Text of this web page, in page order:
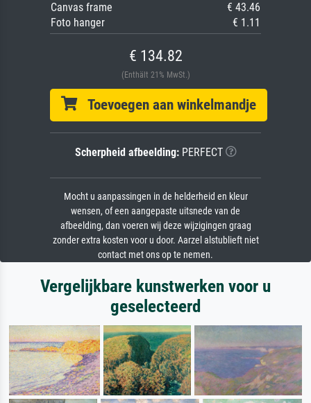
Canvas frame
€ 43.46
Foto hanger
€ 1.11
€ 134.82
(Enthält 21% MwSt.)
Toevoegen aan winkelmandje
Scherpheid afbeelding:PERFECT
Mocht u aanpassingen in de helderheid en kleur
wensen, of een aangepaste uitsnede van de
afbeelding, dan voeren wij deze wijzigingen graag
zonder extra kosten voor u door. Aarzel alstublieft niet
contact met ons op te nemen.
Vergelijkbare kunstwerken voor u
geselecteerd